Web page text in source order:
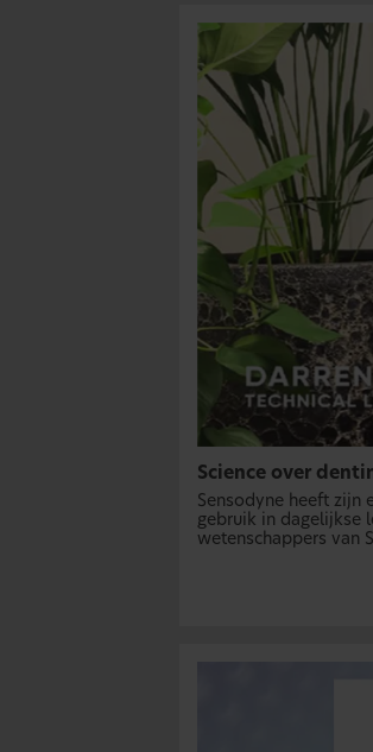
Science over
Sensodyne heeft zijn
gebruik in dagelijkse
wetenschappers van